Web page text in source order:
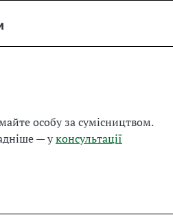
особу за сумісництвом.
— уконсультації